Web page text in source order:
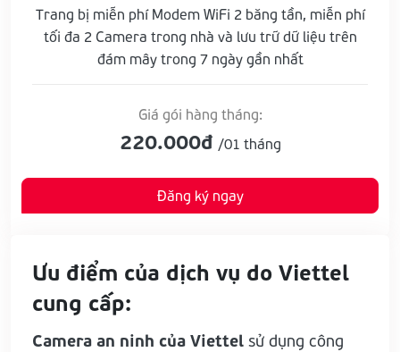
Trang bị miễn phí Modem WiFi 2 băng tần, miễn phí
tối đa 2 Camera trong nhà và lưu trữ dữ liệu trên
đám mây trong 7 ngày gần nhất
Giá gói hàng tháng:
220.000đ /01 tháng
Đăng ký ngay
Ưu điểm của dịch vụ do Viettel
cung cấp:
Camera an ninh của Viettel sử dụng công